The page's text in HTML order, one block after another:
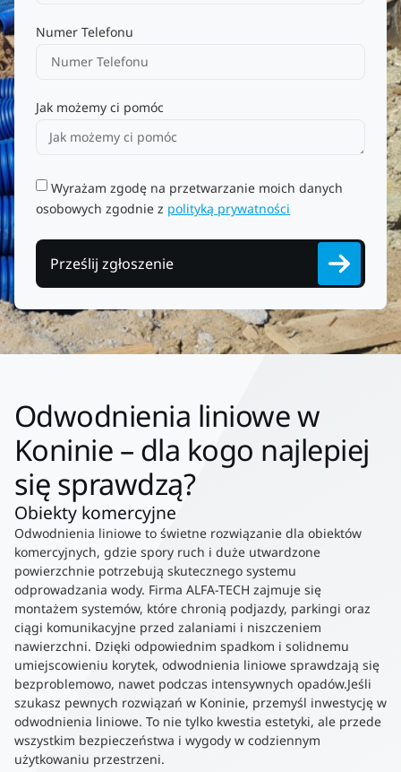
Numer Telefonu
Jak możemy ci pomóc
Wyrażam zgodę na przetwarzanie moich danych
osobowych zgodnie z polityką prywatności
Prześlij zgłoszenie
Odwodnienia liniowe w
Koninie – dla kogo najlepiej
się sprawdzą?
Obiekty komercyjne
Odwodnienia liniowe to świetne rozwiązanie dla obiektów
komercyjnych, gdzie spory ruch i duże utwardzone
powierzchnie potrzebują skutecznego systemu
odprowadzania wody. Firma ALFA-TECH zajmuje się
montażem systemów, które chronią podjazdy, parkingi oraz
ciągi komunikacyjne przed zalaniami i niszczeniem
nawierzchni. Dzięki odpowiednim spadkom i solidnemu
umiejscowieniu korytek, odwodnienia liniowe sprawdzają się
bezproblemowo, nawet podczas intensywnych opadów.Jeśli
szukasz pewnych rozwiązań w Koninie, przemyśl inwestycję w
odwodnienia liniowe. To nie tylko kwestia estetyki, ale przede
wszystkim bezpieczeństwa i wygody w codziennym
użytkowaniu przestrzeni.